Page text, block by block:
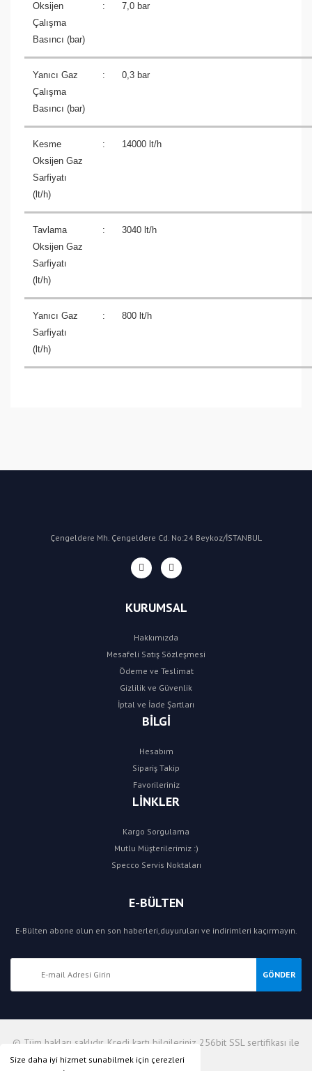
Size daha iyi hizmet sunabilmek için çerezleri
Oksijen
Çalışma
Basıncı (bar)
: 7,0 bar
Yanıcı Gaz
Çalışma
Basıncı (bar)
: 0,3 bar
Kesme
Oksijen Gaz
Sarfiyatı
(lt/h)
: 14000 lt/h
Tavlama
Oksijen Gaz
Sarfiyatı
(lt/h)
: 3040 lt/h
Yanıcı Gaz
Sarfiyatı
(lt/h)
: 800 lt/h
Çengeldere Mh. Çengeldere Cd. No:24 Beykoz/İSTANBUL
KURUMSAL
Hakkımızda
Mesafeli Satış Sözleşmesi
Ödeme ve Teslimat
Gizlilik ve Güvenlik
İptal ve İade Şartları
BİLGİ
Hesabım
Sipariş Takip
Favorileriniz
LİNKLER
Kargo Sorgulama
Mutlu Müşterilerimiz :)
Specco Servis Noktaları
E-BÜLTEN
E-Bülten abone olun en son haberleri,duyuruları ve indirimleri kaçırmayın.
GÖNDER
© Tüm hakları saklıdır. Kredi kartı bilgileriniz 256bit SSL sertifikası ile
korunmaktadır.